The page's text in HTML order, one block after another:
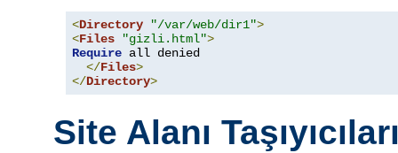
<Directory "/var/web/dir1">
<Files "gizli.html">
Require all denied
</Files>
</Directory>
Site Alanı